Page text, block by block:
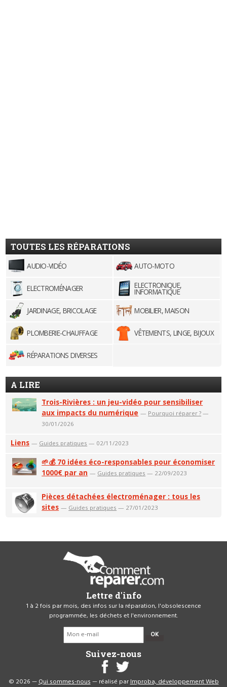
TOUTES LES RÉPARATIONS
AUDIO-VIDÉO AUTO-MOTO
ELECTROMÉNAGER ELECTRONIQUE,
INFORMATIQUE
JARDINAGE, BRICOLAGE
MOBILIER, MAISON
PLOMBERIE-CHAUFFAGE VÊTEMENTS, LINGE, BIJOUX
RÉPARATIONS DIVERSES
A LIRE
Trois-Rivières : un jeu-vidéo pour sensibiliser
aux impacts du numérique — Pourquoi réparer ? —
30/01/2026
Liens — Guides pratiques — 02/11/2023
🌱💰 70 idées éco-responsables pour économiser
1000€ par an — Guides pratiques — 22/09/2023
Pièces détachées électroménager : tous les
sites — Guides pratiques — 27/01/2023
Lettre d'info
1 à 2 fois par mois, des infos sur la réparation, l'obsolescence
programmée, les déchets et l'environnement.
OK
Suivez-nous
© 2026 —Qui sommes-nous— réalisé parImproba, développement Web